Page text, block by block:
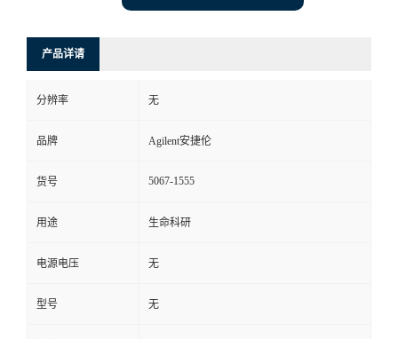
产品详请
分辨率 无
品牌 Agilent安捷伦
货号 5067-1555
用途 生命科研
电源电压 无
型号 无